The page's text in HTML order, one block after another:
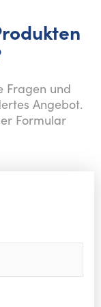
zu wählen.
Lehm und Metall
überall aufstellen
ISODOMUS-
Fragen und
Angebot.
Formular